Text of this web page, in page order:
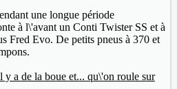
une longue période
à l\'avant un Conti Twister SS et à
Fred Evo. De petits pneus à 370 et
y a de la boue et... qu\'on roule sur